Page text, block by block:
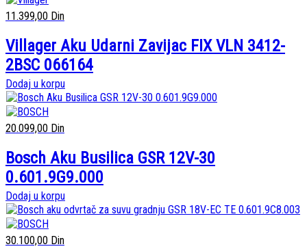
11.399,00 Din
Villager Aku Udarni Zavijac FIX VLN 3412-
2BSC 066164
Dodaj u korpu
20.099,00 Din
Bosch Aku Busilica GSR 12V-30
0.601.9G9.000
Dodaj u korpu
30.100,00 Din